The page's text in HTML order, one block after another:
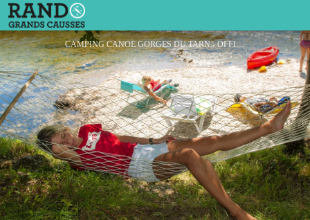
Camping Canöe Gorges du Tarn
CAMPING CANOE GORGES DU TARN - OFFICE DE TOURISME DE MILLAU